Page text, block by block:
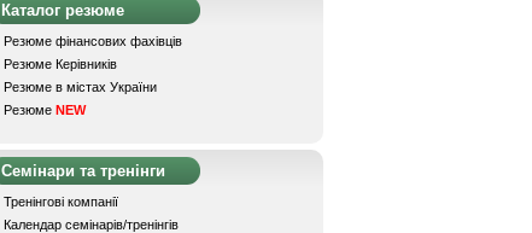
Каталог резюме
Резюме фінансових фахівців
Резюме Керівників
Резюме в містах України
Резюме NEW
Семінари та тренінги
Тренінгові компанії
Календар семінарів/тренінгів